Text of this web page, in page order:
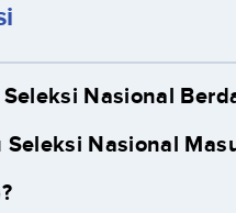
Nasional
Seleksi Nasional